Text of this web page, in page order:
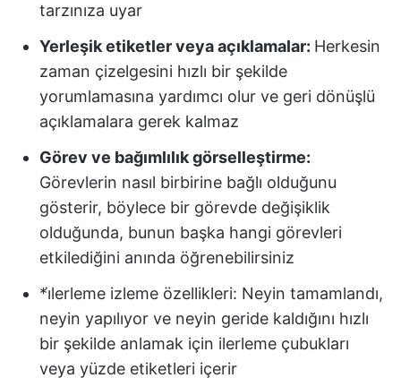
tarzınıza uyar
Yerleşik etiketler veya açıklamalar: Herkesin
zaman çizelgesini hızlı bir şekilde
yorumlamasına yardımcı olur ve geri dönüşlü
açıklamalara gerek kalmaz
Görev ve bağımlılık görselleştirme:
Görevlerin nasıl birbirine bağlı olduğunu
gösterir, böylece bir görevde değişiklik
olduğunda, bunun başka hangi görevleri
etkilediğini anında öğrenebilirsiniz
*i̇lerleme izleme özellikleri: Neyin tamamlandı,
neyin yapılıyor ve neyin geride kaldığını hızlı
bir şekilde anlamak için ilerleme çubukları
veya yüzde etiketleri içerir